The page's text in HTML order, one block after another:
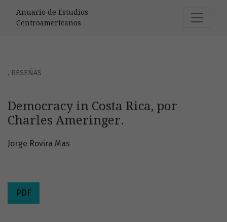
Anuario de Estudios
Centroamericanos
, RESEÑAS
Democracy in Costa Rica, por
Charles Ameringer.
Jorge Rovira Mas
PDF